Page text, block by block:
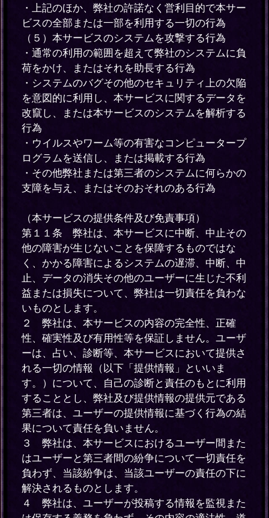
・上記のほか、弊社の許諾なく営利目的で本サー
ビスの全部または一部を利用する一切の行為
（５）本サービスのシステムを攻撃する行為
・通常の利用の範囲を超えて弊社のシステムに負
荷をかけ、またはそれを助長する行為
・システムのバグその他のセキュリティ上の欠陥
を意図的に利用し、本サービスに関するデータを
改竄し、または本サービスのシステムを解析する
行為
・ウイルスやワーム等の有害なコンピュータープ
ログラムを送信し、または掲載する行為
・その他弊社または第三者のシステムに何らかの
支障を与え、またはそのおそれのある行為
（本サービスの提供条件及び免責事項）
第１１条 弊社は、本サービスに中断、中止その
他の障害が生じないことを保障するものではな
く、かかる障害によるシステムの遅滞、中断、中
止、データの消失その他のユーザーに生じた不利
益または損失について、弊社は一切責任を負わな
いものとします。
２ 弊社は、本サービスの内容の完全性、正確
性、確実性及び有用性等を保証しません。ユーザ
ーは、占い、診断等、本サービスにおいて提供さ
れる一切の情報（以下「提供情報」といいま
す。）について、自己の診断と責任のもとに利用
することとし、弊社及び提供情報の提供元である
第三者は、ユーザーの提供情報に基づく行為の結
果について責任を負いません。
３ 弊社は、本サービスにおけるユーザー間また
はユーザーと第三者間の紛争について一切責任を
負わず、当該紛争は、当該ユーザーの責任の下に
解決されるものとします。
４ 弊社は、ユーザーが投稿する情報を監視また